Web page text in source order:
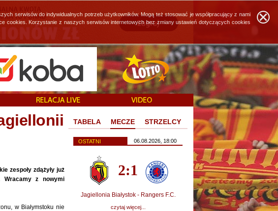
zespoły zdążyły już
Wracamy z nowymi
w Białymstoku nie
TABELA MECZE STRZELCY
OSTATNI 06.08.2026, 18:00
2:1
Jagiellonia Białystok - Rangers F.C.
czytaj więcej...
serwisów do indywidualnych potrzeb użytkowników. Mogą też stosować je współpracujący z nami
cookies. Korzystanie z naszych serwisów internetowych bez zmiany ustawień dotyczących cookies